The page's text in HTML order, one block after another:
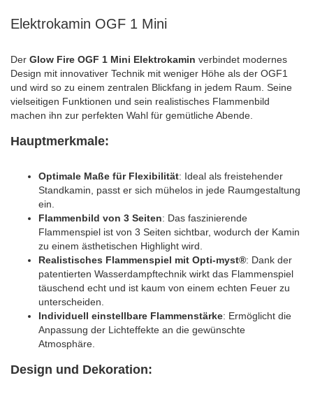
Elektrokamin OGF 1 Mini
Der Glow Fire OGF 1 Mini Elektrokamin verbindet modernes
Design mit innovativer Technik mit weniger Höhe als der OGF1
und wird so zu einem zentralen Blickfang in jedem Raum. Seine
vielseitigen Funktionen und sein realistisches Flammenbild
machen ihn zur perfekten Wahl für gemütliche Abende.
Hauptmerkmale:
Optimale Maße für Flexibilität: Ideal als freistehender
Standkamin, passt er sich mühelos in jede Raumgestaltung
ein.
Flammenbild von 3 Seiten: Das faszinierende
Flammenspiel ist von 3 Seiten sichtbar, wodurch der Kamin
zu einem ästhetischen Highlight wird.
Realistisches Flammenspiel mit Opti-myst®: Dank der
patentierten Wasserdampftechnik wirkt das Flammenspiel
täuschend echt und ist kaum von einem echten Feuer zu
unterscheiden.
Individuell einstellbare Flammenstärke: Ermöglicht die
Anpassung der Lichteffekte an die gewünschte
Atmosphäre.
Design und Dekoration: